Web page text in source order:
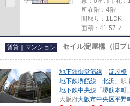
所在階：4階
間取り：1LDK
面積：41.57㎡
賃貸｜マンション セイル淀屋橋（旧プ
地下鉄御堂筋線 「 淀屋橋
地下鉄堺筋線 「 北浜 」駅
地下鉄中央線 「 堺筋本町
大阪府大阪市中央区平野